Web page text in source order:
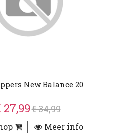
New Balance 20
27,99€ 34,99
Meer info